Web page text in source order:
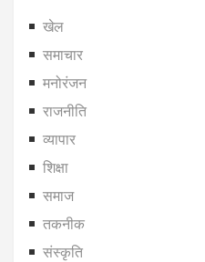
खेल
समाचार
मनोरंजन
राजनीति
व्यापार
शिक्षा
समाज
तकनीक
संस्कृति